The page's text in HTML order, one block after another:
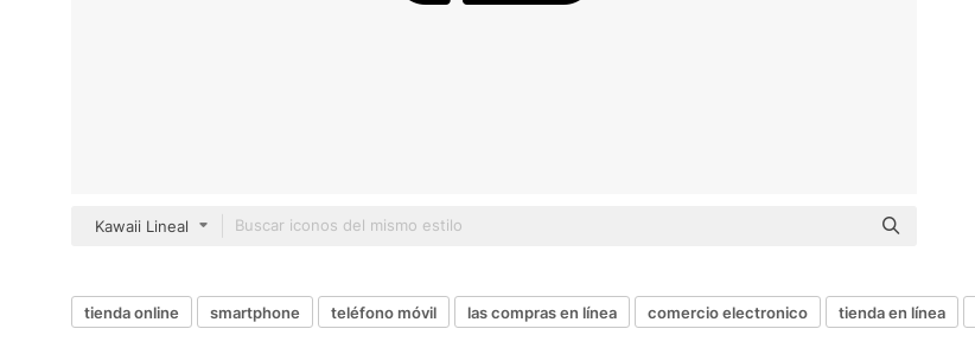
Kawaii Lineal
tienda online smartphone teléfono móvil las compras en línea comercio electronico tienda en línea